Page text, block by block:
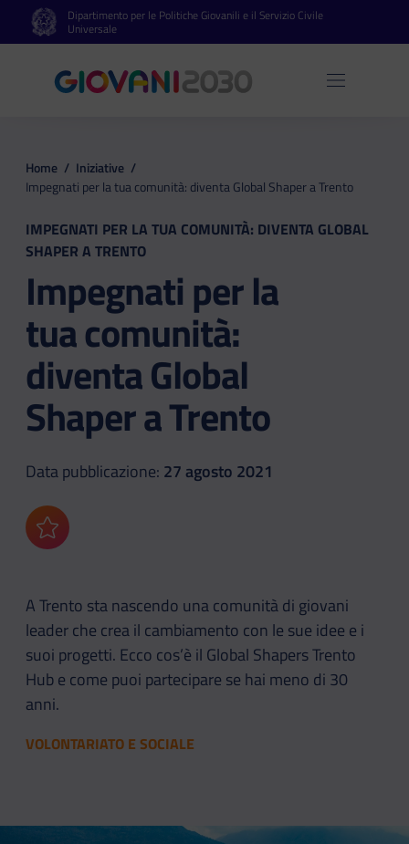
Vai al contenuto principale
Vai al footerDipartimento per le Politiche Giovanili e il Servizio Civile
Universale
Apri
Home / Iniziative /
Impegnati per la tua comunità: diventa Global Shaper a Trento
IMPEGNATI PER LA TUA COMUNITÀ: DIVENTA GLOBAL
SHAPER A TRENTO
Impegnati per la
tua comunità:
diventa Global
Shaper a Trento
Data pubblicazione: 27 agosto 2021
Aggiungi ai preferiti
A Trento sta nascendo una comunità di giovani
leader che crea il cambiamento con le sue idee e i
suoi progetti. Ecco cos’è il Global Shapers Trento
Hub e come puoi partecipare se hai meno di 30
anni.
VOLONTARIATO E SOCIALE